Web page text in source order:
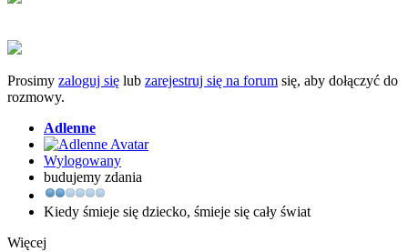
Prosimy zaloguj się lub zarejestruj się na forum się, aby dołączyć do
rozmowy.
Adlenne
Wylogowany
budujemy zdania
Kiedy śmieje się dziec­ko, śmieje się cały świat
Więcej